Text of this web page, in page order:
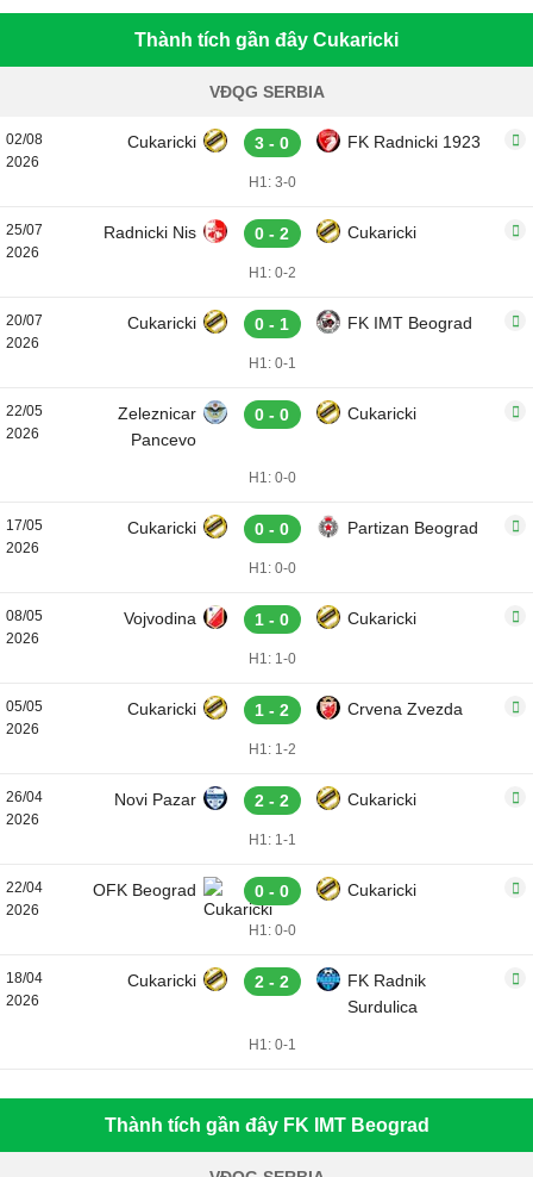
Thành tích gần đây Cukaricki
VĐQG SERBIA
02/08
2026
Cukaricki 3 - 0 FK Radnicki 1923
H1: 3-0
25/07
2026
Radnicki Nis 0 - 2 Cukaricki
H1: 0-2
20/07
2026
Cukaricki 0 - 1 FK IMT Beograd
H1: 0-1
22/05
2026
Zeleznicar
Pancevo
0 - 0 Cukaricki
H1: 0-0
17/05
2026
Cukaricki 0 - 0 Partizan Beograd
H1: 0-0
08/05
2026
Vojvodina 1 - 0 Cukaricki
H1: 1-0
05/05
2026
Cukaricki 1 - 2 Crvena Zvezda
H1: 1-2
26/04
2026
Novi Pazar 2 - 2 Cukaricki
H1: 1-1
22/04
2026
OFK Beograd 0 - 0 Cukaricki
H1: 0-0
18/04
2026
Cukaricki 2 - 2
FK Radnik
Surdulica
H1: 0-1
Thành tích gần đây FK IMT Beograd